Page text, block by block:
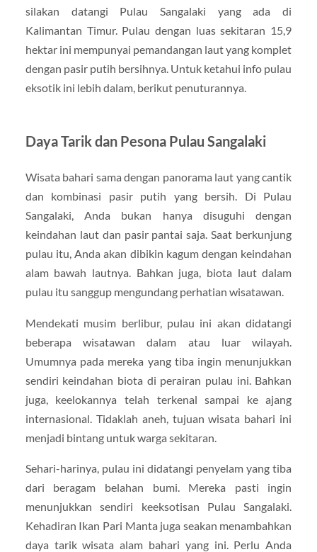
silakan datangi Pulau Sangalaki yang ada di
Kalimantan Timur. Pulau dengan luas sekitaran 15,9
hektar ini mempunyai pemandangan laut yang komplet
dengan pasir putih bersihnya. Untuk ketahui info pulau
eksotik ini lebih dalam, berikut penuturannya.
Daya Tarik dan Pesona Pulau Sangalaki
Wisata bahari sama dengan panorama laut yang cantik
dan kombinasi pasir putih yang bersih. Di Pulau
Sangalaki, Anda bukan hanya disuguhi dengan
keindahan laut dan pasir pantai saja. Saat berkunjung
pulau itu, Anda akan dibikin kagum dengan keindahan
alam bawah lautnya. Bahkan juga, biota laut dalam
pulau itu sanggup mengundang perhatian wisatawan.
Mendekati musim berlibur, pulau ini akan didatangi
beberapa wisatawan dalam atau luar wilayah.
Umumnya pada mereka yang tiba ingin menunjukkan
sendiri keindahan biota di perairan pulau ini. Bahkan
juga, keelokannya telah terkenal sampai ke ajang
internasional. Tidaklah aneh, tujuan wisata bahari ini
menjadi bintang untuk warga sekitaran.
Sehari-harinya, pulau ini didatangi penyelam yang tiba
dari beragam belahan bumi. Mereka pasti ingin
menunjukkan sendiri keeksotisan Pulau Sangalaki.
Kehadiran Ikan Pari Manta juga seakan menambahkan
daya tarik wisata alam bahari yang ini. Perlu Anda